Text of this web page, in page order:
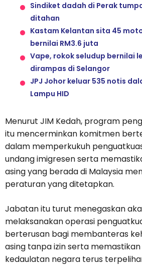
Sindiket dadah di Perak
ditahan
Kastam Kelantan sita 45
bernilai RM3.6 juta
Vape, rokok seludup bernilai
dirampas di Selangor
JPJ Johor keluar 535 notis
Lampu HID
Menurut JIM Kedah, program
itu mencerminkan komitmen
dalam memperkukuh
undang imigresen serta
asing yang berada di Malaysia
peraturan yang ditetapkan.
Jabatan itu turut menegaskan
melaksanakan operasi
berterusan bagi membanteras
asing tanpa izin serta
kedaulatan negara terus